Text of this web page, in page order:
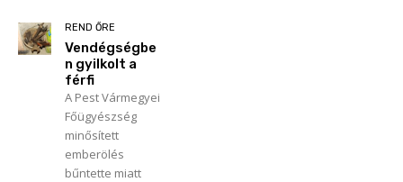
REND ŐRE
Vendégségbe
n gyilkolt a
férfi
A Pest Vármegyei
Főügyészség
minősített
emberölés
bűntette miatt